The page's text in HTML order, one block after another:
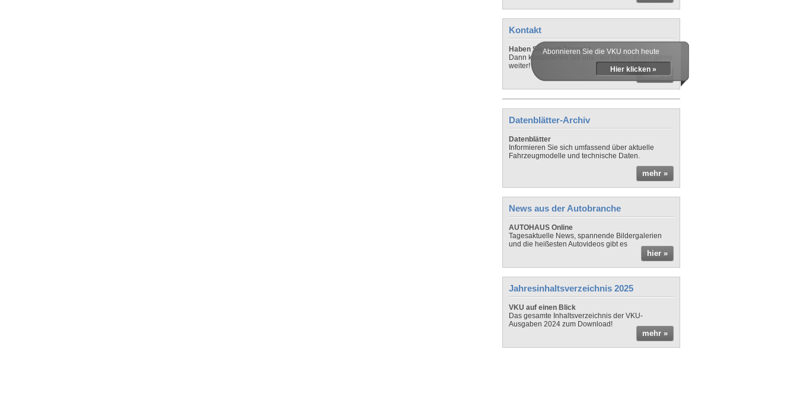
Kontakt
Haben Sie noch Fragen?
Dann kontaktieren Sie uns - wir helfen Ihnen gerne
weiter!
mehr »
Abonnieren Sie die VKU noch heute
Hier klicken »
Datenblätter-Archiv
Datenblätter
Informieren Sie sich umfassend über aktuelle
Fahrzeugmodelle und technische Daten.
mehr »
News aus der Autobranche
AUTOHAUS Online
Tagesaktuelle News, spannende Bildergalerien
und die heißesten Autovideos gibt es
hier »
Jahresinhaltsverzeichnis 2025
VKU auf einen Blick
Das gesamte Inhaltsverzeichnis der VKU-
Ausgaben 2024 zum Download!
mehr »